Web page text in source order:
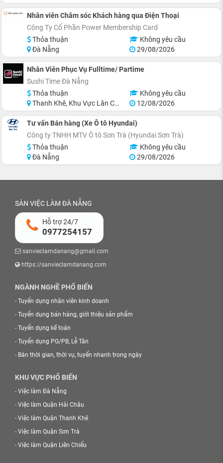
Nhân viên Chăm sóc Khách hàng qua Điện Thoại
Công Ty Cổ Phần Power Membership Card
Thỏa thuận
Không yêu cầu
Đà Nẵng
29/08/2026
Nhân Viên Phục Vụ Fulltime/ Partime
Sushi Time Đà Nẵng
Thỏa thuận
Không yêu cầu
Thanh Khê, Khu Vực Lân Cận Đà Nẵng
12/08/2026
Tư vấn Bán hàng (Xe Ô tô Hyundai)
Công ty TNHH MTV Ô tô Sơn Trà (Hyundai Sơn Trà)
Thỏa thuận
Không yêu cầu
Đà Nẵng
29/08/2026
SÀN VIỆC LÀM ĐÀ NẴNG
Hỗ trợ 24/7
0977254157
sanvieclamdanang@gmail.com
https://sanvieclamdanang.com
NGÀNH NGHỀ PHỔ BIẾN
- Tuyển dụng nhân viên kinh doanh
- Tuyển dụng bán hàng, giới thiệu sản phẩm
- Tuyển dụng kế toán
- Tuyển dụng PG/PB, Lễ Tân
- Bán thời gian, thời vụ, tuyển nhanh trong ngày
KHU VỰC PHỔ BIẾN
- Việc làm Đà Nẵng
- Việc làm Quận Hải Châu
- Việc làm Quận Thanh Khê
- Việc làm Quận Sơn Trà
- Việc làm Quận Liên Chiểu